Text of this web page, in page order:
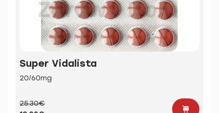
Super Vidalista
20/60mg
25.30€